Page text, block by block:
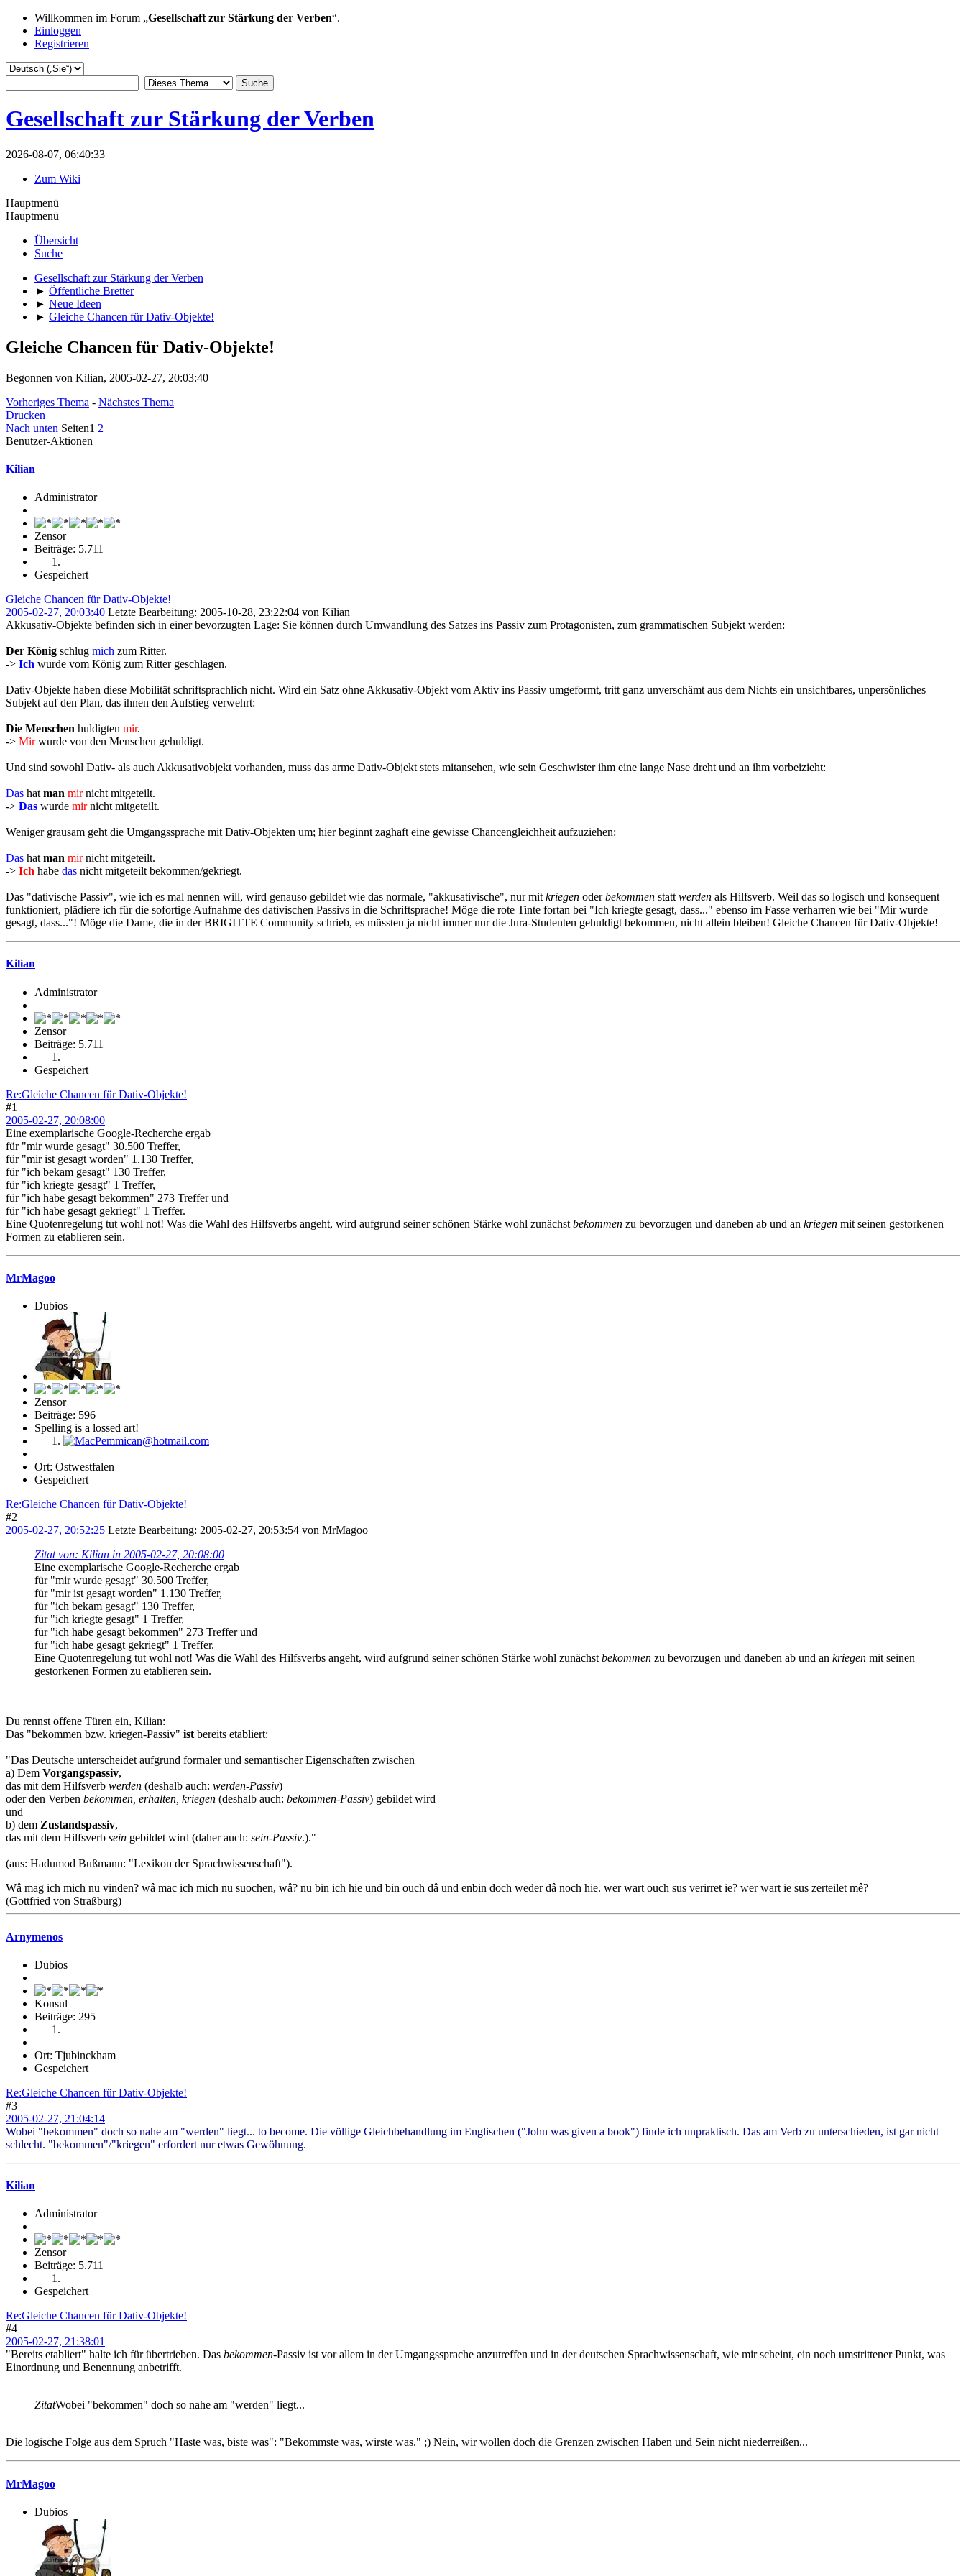
Willkommen im Forum „Gesellschaft zur Stärkung der Verben“.
Einloggen
Registrieren
Gesellschaft zur Stärkung der Verben
2026-08-07, 06:40:33
Zum Wiki
Hauptmenü
Hauptmenü
Übersicht
Suche
Gesellschaft zur Stärkung der Verben
► Öffentliche Bretter
► Neue Ideen
► Gleiche Chancen für Dativ-Objekte!
Gleiche Chancen für Dativ-Objekte!
Begonnen von Kilian, 2005-02-27, 20:03:40
Vorheriges Thema - Nächstes Thema
Drucken
Nach unten Seiten1 2
Benutzer-Aktionen
Kilian
Administrator
Zensor
Beiträge: 5.711
Gespeichert
Gleiche Chancen für Dativ-Objekte!
2005-02-27, 20:03:40 Letzte Bearbeitung: 2005-10-28, 23:22:04 von Kilian
Akkusativ-Objekte befinden sich in einer bevorzugten Lage: Sie können durch Umwandlung des Satzes ins Passiv zum Protagonisten, zum grammatischen Subjekt werden:
Der König schlug mich zum Ritter.
-> Ich wurde vom König zum Ritter geschlagen.
Dativ-Objekte haben diese Mobilität schriftsprachlich nicht. Wird ein Satz ohne Akkusativ-Objekt vom Aktiv ins Passiv umgeformt, tritt ganz unverschämt aus dem Nichts ein unsichtbares, unpersönliches
Subjekt auf den Plan, das ihnen den Aufstieg verwehrt:
Die Menschen huldigten mir.
-> Mirwurde von den Menschen gehuldigt.
Und sind sowohl Dativ- als auch Akkusativobjekt vorhanden, muss das arme Dativ-Objekt stets mitansehen, wie sein Geschwister ihm eine lange Nase dreht und an ihm vorbeizieht:
Das hat man mirnicht mitgeteilt.
-> Das wurde mirnicht mitgeteilt.
Weniger grausam geht die Umgangssprache mit Dativ-Objekten um; hier beginnt zaghaft eine gewisse Chancengleichheit aufzuziehen:
Das hat man mirnicht mitgeteilt.
-> Ich habe das nicht mitgeteilt bekommen/gekriegt.
Das "dativische Passiv", wie ich es mal nennen will, wird genauso gebildet wie das normale, "akkusativische", nur mit kriegen oderbekommen statt werden als Hilfsverb. Weil das so logisch und konsequent
funktioniert, plädiere ich für die sofortige Aufnahme des dativischen Passivs in die Schriftsprache! Möge die rote Tinte fortan bei "Ich kriegte gesagt, dass..." ebenso im Fasse verharren wie bei "Mir wurde
gesagt, dass..."! Möge die Dame, die in der BRIGITTE Community schrieb, es müssten ja nicht immer nur die Jura-Studenten gehuldigt bekommen, nicht allein bleiben! Gleiche Chancen für Dativ-Objekte!
Kilian
Administrator
Zensor
Beiträge: 5.711
Gespeichert
Re:Gleiche Chancen für Dativ-Objekte!
#1
2005-02-27, 20:08:00
Eine exemplarische Google-Recherche ergab
für "mir wurde gesagt" 30.500 Treffer,
für "mir ist gesagt worden" 1.130 Treffer,
für "ich bekam gesagt" 130 Treffer,
für "ich kriegte gesagt" 1 Treffer,
für "ich habe gesagt bekommen" 273 Treffer und
für "ich habe gesagt gekriegt" 1 Treffer.
Eine Quotenregelung tut wohl not! Was die Wahl des Hilfsverbs angeht, wird aufgrund seiner schönen Stärke wohl zunächst bekommen zu bevorzugen und daneben ab und an kriegen mit seinen gestorkenen
Formen zu etablieren sein.
MrMagoo
Dubios
Zensor
Beiträge: 596
Spelling is a lossed art!
Ort: Ostwestfalen
Gespeichert
Re:Gleiche Chancen für Dativ-Objekte!
#2
2005-02-27, 20:52:25 Letzte Bearbeitung: 2005-02-27, 20:53:54 von MrMagoo
Zitat von: Kilian in 2005-02-27, 20:08:00
Eine exemplarische Google-Recherche ergab
für "mir wurde gesagt" 30.500 Treffer,
für "mir ist gesagt worden" 1.130 Treffer,
für "ich bekam gesagt" 130 Treffer,
für "ich kriegte gesagt" 1 Treffer,
für "ich habe gesagt bekommen" 273 Treffer und
für "ich habe gesagt gekriegt" 1 Treffer.
Eine Quotenregelung tut wohl not! Was die Wahl des Hilfsverbs angeht, wird aufgrund seiner schönen Stärke wohl zunächst bekommen zu bevorzugen und daneben ab und an kriegen mit seinen
gestorkenen Formen zu etablieren sein.
Du rennst offene Türen ein, Kilian:
Das "bekommen bzw. kriegen-Passiv" ist bereits etabliert:
"Das Deutsche unterscheidet aufgrund formaler und semantischer Eigenschaften zwischen
a) Dem Vorgangspassiv,
das mit dem Hilfsverb werden (deshalb auch: werden-Passiv)
oder den Verben bekommen, erhalten, kriegen (deshalb auch: bekommen-Passiv) gebildet wird
und
b) dem Zustandspassiv,
das mit dem Hilfsverb sein gebildet wird (daher auch: sein-Passiv.)."
(aus: Hadumod Bußmann: "Lexikon der Sprachwissenschaft").
Wâ mag ich mich nu vinden? wâ mac ich mich nu suochen, wâ? nu bin ich hie und bin ouch dâ und enbin doch weder dâ noch hie. wer wart ouch sus verirret ie? wer wart ie sus zerteilet mê?
(Gottfried von Straßburg)
Arnymenos
Dubios
Konsul
Beiträge: 295
Ort: Tjubinckham
Gespeichert
Re:Gleiche Chancen für Dativ-Objekte!
#3
2005-02-27, 21:04:14
Wobei "bekommen" doch so nahe am "werden" liegt... to become. Die völlige Gleichbehandlung im Englischen ("John was given a book") finde ich unpraktisch. Das am Verb zu unterschieden, ist gar nicht
schlecht. "bekommen"/"kriegen" erfordert nur etwas Gewöhnung.
Kilian
Administrator
Zensor
Beiträge: 5.711
Gespeichert
Re:Gleiche Chancen für Dativ-Objekte!
#4
2005-02-27, 21:38:01
"Bereits etabliert" halte ich für übertrieben. Das bekommen-Passiv ist vor allem in der Umgangssprache anzutreffen und in der deutschen Sprachwissenschaft, wie mir scheint, ein noch umstrittener Punkt, was
Einordnung und Benennung anbetrifft.
ZitatWobei "bekommen" doch so nahe am "werden" liegt...
Die logische Folge aus dem Spruch "Haste was, biste was": "Bekommste was, wirste was." ;) Nein, wir wollen doch die Grenzen zwischen Haben und Sein nicht niederreißen...
MrMagoo
Dubios